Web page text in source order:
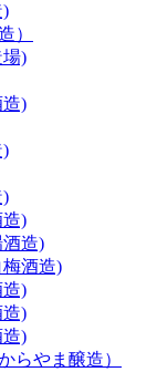
）
)
)
)
造)
酒造)
)
)
)
やま醸造）